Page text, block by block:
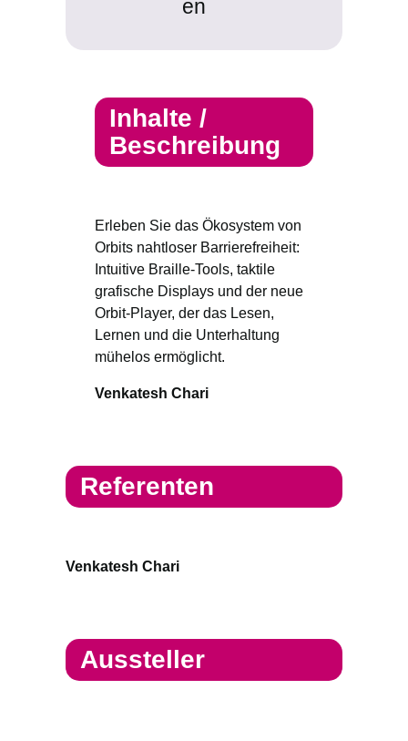
en
Inhalte /
Beschreibung
Erleben Sie das Ökosystem von
Orbits nahtloser Barrierefreiheit:
Intuitive Braille-Tools, taktile
grafische Displays und der neue
Orbit-Player, der das Lesen,
Lernen und die Unterhaltung
mühelos ermöglicht.
Venkatesh Chari
Referenten
Venkatesh Chari
Aussteller